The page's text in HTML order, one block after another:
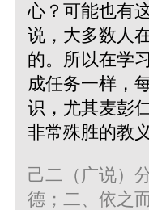
心？可能也有
说，大多数人
的。所以在学
成任务一样，
识，尤其麦彭
非常殊胜的教
己二（广说）
德；二、依之